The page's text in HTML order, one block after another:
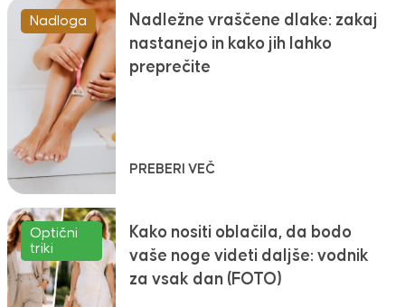
Nadloga
Nadležne vraščene dlake: zakaj
nastanejo in kako jih lahko
preprečite
PREBERI VEČ
Optični
triki
Kako nositi oblačila, da bodo
vaše noge videti daljše: vodnik
za vsak dan (FOTO)